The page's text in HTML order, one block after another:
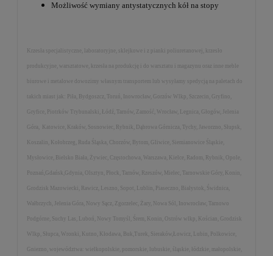
Możliwość wymiany antystatycznych kół na stopy
Krzesła specjalistyczne, laboratoryjne, sklejkowe i z pianki poliuretanowej, krzesło
produkcyjne, warsztatowe, krzesła na produkcję i do warsztatu i magazynu oraz inne meble
biurowe i metalowe dowozimy własnym transportem lub wysyłamy spedycją na paletach do
takich miast jak: Piła, Bydgoszcz, Toruń, Inowrocław, Gorzów Wlkp, Szczecin, Gryfino,
Gryfice, Piotrków Trybunalski, Łódź, Tarnów, Zamość, Wrocław, Legnica, Głogów, Jelenia
Góra, Katowice, Kraków, Sosnowiec, Rybnik, Dąbrowa Górnicza, Tychy, Jaworzno, Słupsk,
Koszalin, Kołobrzeg, Ruda Śląska, Chorzów, Bytom, Gliwice, Siemianowice Śląskie,
Mysłowice, Bielsko Biała, Żywiec, Częstochowa, Warszawa, Kielce, Radom, Rybnik, Opole,
Poznań,Gdańsk,Gdynia, Olsztyn, Płock, Tarnów, Rzeszów, Mielec, Tarnowskie Góry, Konin,
Grodzisk Mazowiecki, Rawicz, Leszno, Sopot, Lublin, Piaseczno, Białystok, Świdnica,
Wałbrzych, Jelenia Góra, Nowy Sącz, Zgorzelec, Żary, Nowa Sól, Inowrocław, Tarnowo
Podgórne, Suchy Las, Luboń, Nowy Tomyśl, Śrem, Konin, Ostrów wlkp, Kościan, Grodzisk
Wlkp, Słupca, Wronki, Kutno, Kłodawa, Buk,Turek, Sieraków,Łowicz, Lubin, Polkowice,
Gniezno, województwa: wielkopolskie, pomorskie, lubuskie, śląskie, łódzkie, małopolskie,